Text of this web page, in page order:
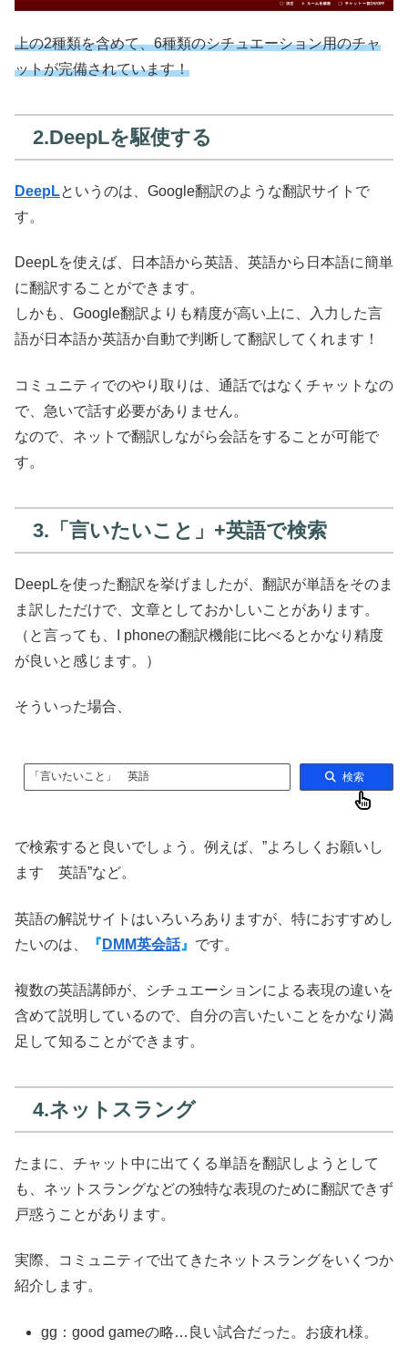
上の2種類を含めて、6種類のシチュエーション用のチャ
ットが完備されています！
2.DeepLを駆使する
DeepLというのは、Google翻訳のような翻訳サイトで
す。
DeepLを使えば、日本語から英語、英語から日本語に簡単
に翻訳することができます。
しかも、Google翻訳よりも精度が高い上に、入力した言
語が日本語か英語か自動で判断して翻訳してくれます！
コミュニティでのやり取りは、通話ではなくチャットなの
で、急いで話す必要がありません。
なので、ネットで翻訳しながら会話をすることが可能で
す。
3.「言いたいこと」+英語で検索
DeepLを使った翻訳を挙げましたが、翻訳が単語をそのま
ま訳しただけで、文章としておかしいことがあります。
（と言っても、I phoneの翻訳機能に比べるとかなり精度
が良いと感じます。）
そういった場合、
「言いたいこと」 英語 検索
で検索すると良いでしょう。例えば、”よろしくお願いし
ます 英語”など。
英語の解説サイトはいろいろありますが、特におすすめし
たいのは、
『 DMM英会話』 です。
複数の英語講師が、シチュエーションによる表現の違いを
含めて説明しているので、自分の言いたいことをかなり満
足して知ることができます。
4.ネットスラング
たまに、チャット中に出てくる単語を翻訳しようとして
も、ネットスラングなどの独特な表現のために翻訳できず
戸惑うことがあります。
実際、コミュニティで出てきたネットスラングをいくつか
紹介します。
gg：good gameの略…良い試合だった。お疲れ様。